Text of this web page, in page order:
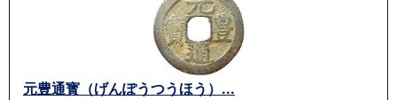
元豊通寳（げんぽうつうほう）...